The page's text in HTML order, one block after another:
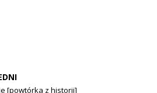
[powtórka z historii]